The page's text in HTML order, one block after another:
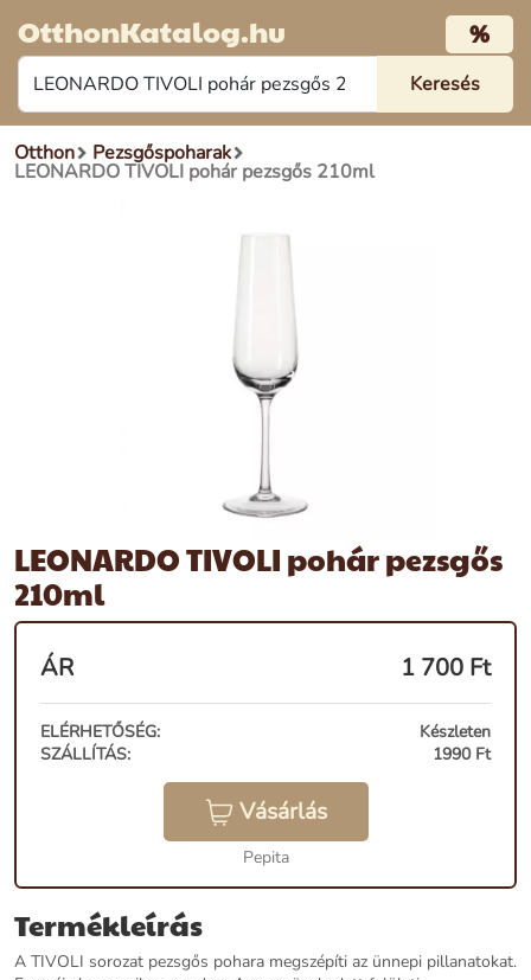
OtthonKatalog.hu %
Otthon Pezsgőspoharak
LEONARDO TIVOLI pohár pezsgős 210ml
LEONARDO TIVOLI pohár pezsgős
210ml
ÁR 1 700 Ft
ELÉRHETŐSÉG:
Készleten
SZÁLLÍTÁS:
1990 Ft
Vásárlás
Pepita
Termékleírás
A TIVOLI sorozat pezsgős pohara megszépíti az ünnepi pillanatokat.